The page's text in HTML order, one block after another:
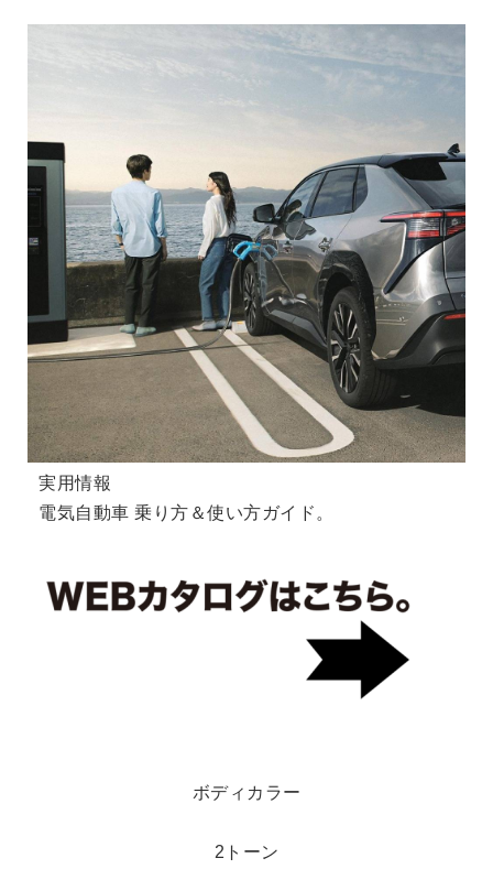
実用情報
電気自動車 乗り方＆使い方ガイド。
ボディカラー
2トーン